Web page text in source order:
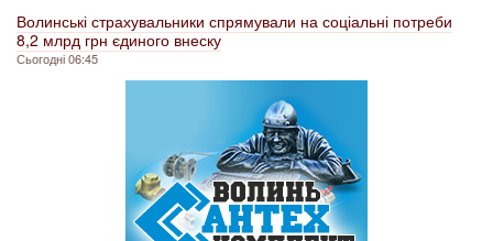
Волинські страхувальники спрямували на соціальні потреби
8,2 млрд грн єдиного внеску
Сьогодні 06:45